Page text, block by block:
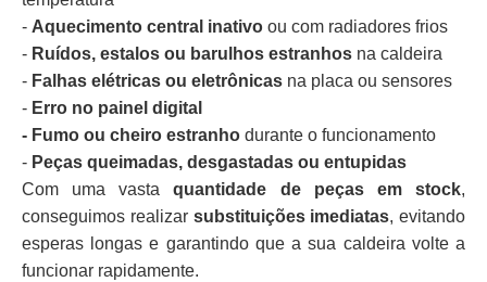
- Aquecimento central inativo ou com radiadores frios
- Ruídos, estalos ou barulhos estranhos na caldeira
- Falhas elétricas ou eletrônicas na placa ou sensores
- Erro no painel digital
- Fumo ou cheiro estranho durante o funcionamento
- Peças queimadas, desgastadas ou entupidas
Com uma vastaquantidade de peças em stock,
conseguimos realizar substituições imediatas, evitando
esperas longas e garantindo que a sua caldeira volte a
funcionar rapidamente.